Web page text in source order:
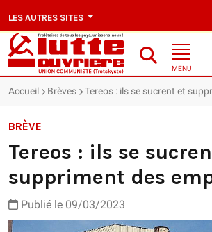
LES AUTRES SITES
MENU
Accueil Brèves Tereos : ils se sucrent et
BRÈVE
Tereos : ils se
suppriment des
Publié le 09/03/2023